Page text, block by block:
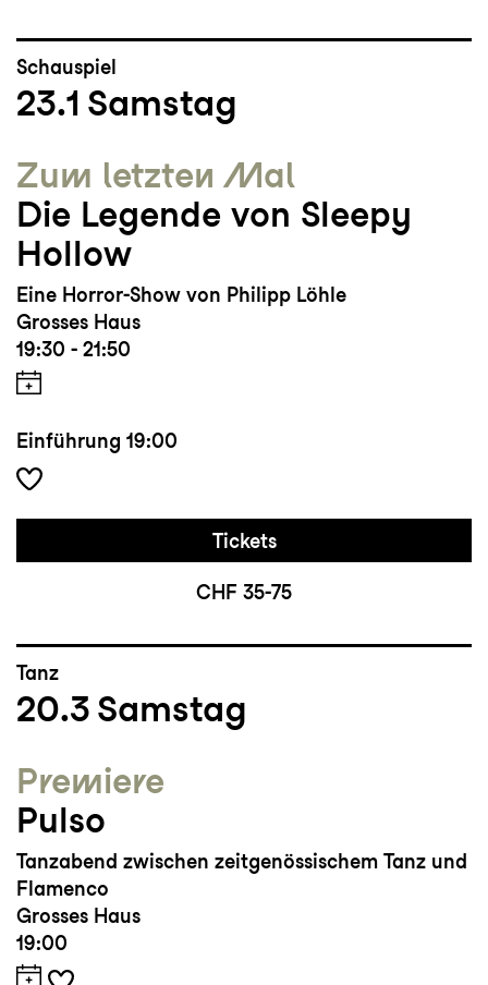
Schauspiel
23.1 Samstag
Zum letzten Mal
Die Legende von Sleepy
Hollow
Eine Horror-Show von Philipp Löhle
Grosses Haus
19:30 - 21:50
Einführung 19:00
Tickets
CHF 35-75
Tanz
20.3 Samstag
Premiere
Pulso
Tanzabend zwischen zeitgenössischem Tanz und
Flamenco
Grosses Haus
19:00